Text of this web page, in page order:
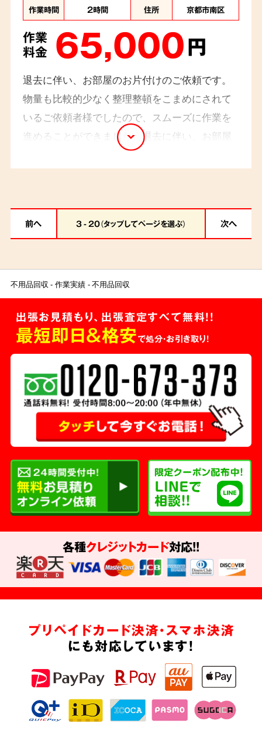
作業時間 2時間 住所 京都市南区
作業
料金 65,000円
退去に伴い、お部屋のお片付けのご依頼です。
物量も比較的少なく整理整頓をこまめにされて
いるご依頼者様でしたので、スムーズに作業を
進めることができました。退去に伴い、お部屋
のお片付けのご依頼です。物量も比較的多くな
く整理整頓をこまめにされているご依頼者様で
ました。
前へ 3 - 20（タップしてページを選ぶ） 次へ
不用品回収 作業実績 不用品回収
出張お見積もり、出張査定すべて無料!!
最短即日＆格安で処分・お引き取り！
各種クレジットカード対応!!
プリペイドカード決済・スマホ決済
にも対応しています!